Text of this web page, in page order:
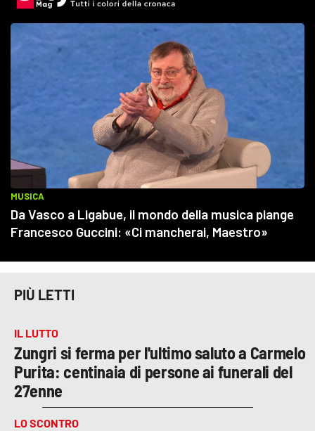
PIÙ LETTI
IL LUTTO
Zungri si ferma per l'ultimo saluto a Carmelo
Purita: centinaia di persone ai funerali del
27enne
LO SCONTRO